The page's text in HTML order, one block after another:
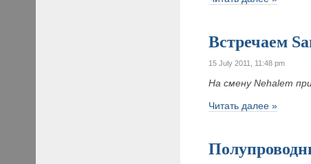
Встречаем
15 July 2011, 11:48 pm
На смену Nehalem
Читать далее »